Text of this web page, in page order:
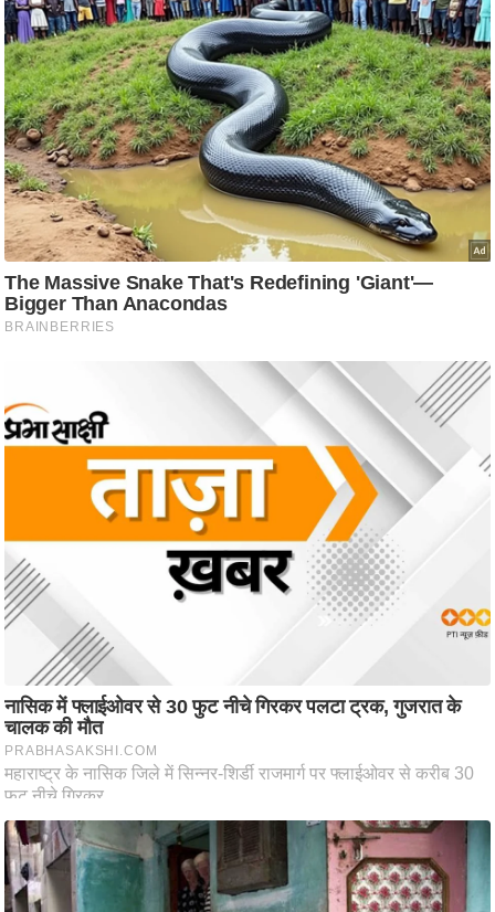
g
N
e
w
s
ला
इ
फ
स्टा
इ
ल
टे
जी
फै
श
न
लू
नु
स्खे
प
ट
न
स्थ